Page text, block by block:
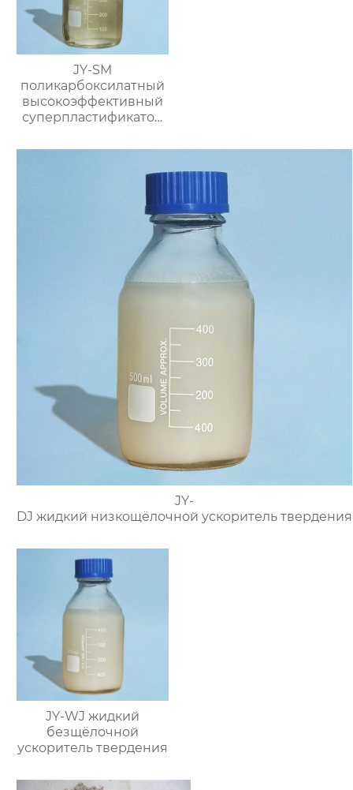
JY-SM
поликарбоксилатный
высокоэффективный
суперпластификатор
вещества ≥50%)
JY-
DJ жидкий низкощёлочной ускоритель твердения
JY-WJ жидкий
безщёлочной
ускоритель твердения